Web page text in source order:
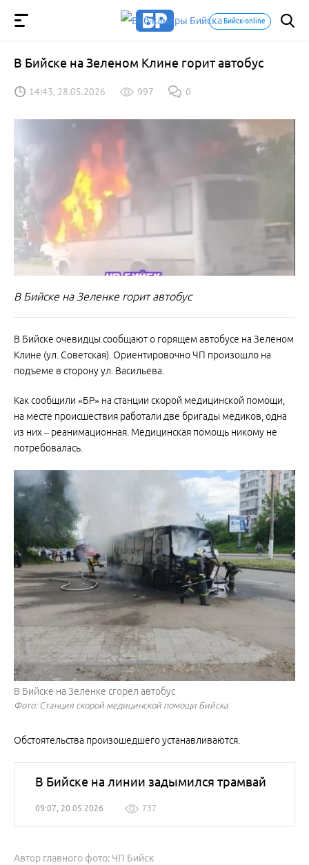
Бийск-online
В Бийске на Зеленом Клине горит автобус
14:43, 28.05.2026 997 0
В Бийске на Зеленке горит автобус
В Бийске очевидцы сообщают о горящем автобусе на Зеленом
Клине (ул. Советская). Ориентировочно ЧП произошло на
подъеме в сторону ул. Васильева.
Как сообщили «БР» на станции скорой медицинской помощи,
на месте происшествия работали две бригады медиков, одна
из них – реанимационная. Медицинская помощь никому не
потребовалась.
В Бийске на Зеленке сгорел автобус
Фото: Станция скорой медицинской помощи Бийска
Обстоятельства произошедшего устанавливаются.
В Бийске на линии задымился трамвай
09:07, 20.05.2026 737
Автор главного фото: ЧП Бийск